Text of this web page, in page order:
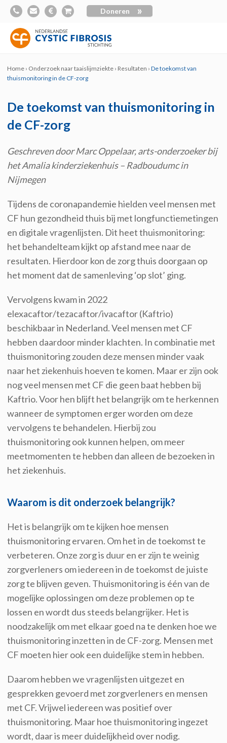
Doneren »
Home › Onderzoek naar taaislijmziekte › Resultaten ›De toekomst van
thuismonitoring in de CF-zorg
De toekomst van thuismonitoring in
de CF-zorg
Geschreven door MarcOppelaar, arts-onderzoeker bij
hetAmalia kinderziekenhuis – Radboudumcin
Nijmegen
Tijdens de coronapandemie hielden veel mensen met
CF hun gezondheid thuis bij met longfunctiemetingen
en digitale vragenlijsten. Dit heetthuismonitoring:
het behandelteam kijkt op afstand mee naar de
resultaten. Hierdoorkon de zorgthuis doorgaan op
het moment dat de samenleving ‘op slot’ ging.
Vervolgens kwam in 2022
elexacaftor/tezacaftor/ivacaftor(Kaftrio)
beschikbaar in Nederland.Veel mensen met CF
hebben daardoorminder klachten. In combinatie met
thuismonitoringzouden deze mensen minder vaak
naar het ziekenhuis hoevente komen. Maar er zijn ook
nog veel mensen met CF die geen baat hebben bij
Kaftrio. Voor hen blijft het belangrijk omte herkennen
wanneer de symptomen erger worden om deze
vervolgens te behandelen. Hierbij zou
thuismonitoringookkunnen helpen, om meer
meetmomenten te hebben dan alleen de bezoeken in
het ziekenhuis.
Waarom is dit onderzoek belangrijk?
Het is belangrijk om te kijken hoe mensen
thuismonitoring ervaren. Om het in de toekomst te
verbeteren. Onze zorg is duur en er zijn te weinig
zorgverleners om iedereen in de toekomst de juiste
zorg te blijven geven. Thuismonitoring is één van de
mogelijke oplossingen om deze problemen op te
lossen en wordt dus steeds belangrijker. Het is
noodzakelijk om met elkaar goed na te denken hoe we
thuismonitoring inzetten in de CF-zorg. Mensen met
CF moeten hier ook een duidelijke stem in hebben.
Daarom hebben we vragenlijsten uitgezet en
gesprekken gevoerd met zorgverleners en mensen
met CF. Vrijwel iedereen was positief over
thuismonitoring. Maar hoe thuismonitoring ingezet
wordt, daar is meer duidelijkheid over nodig.